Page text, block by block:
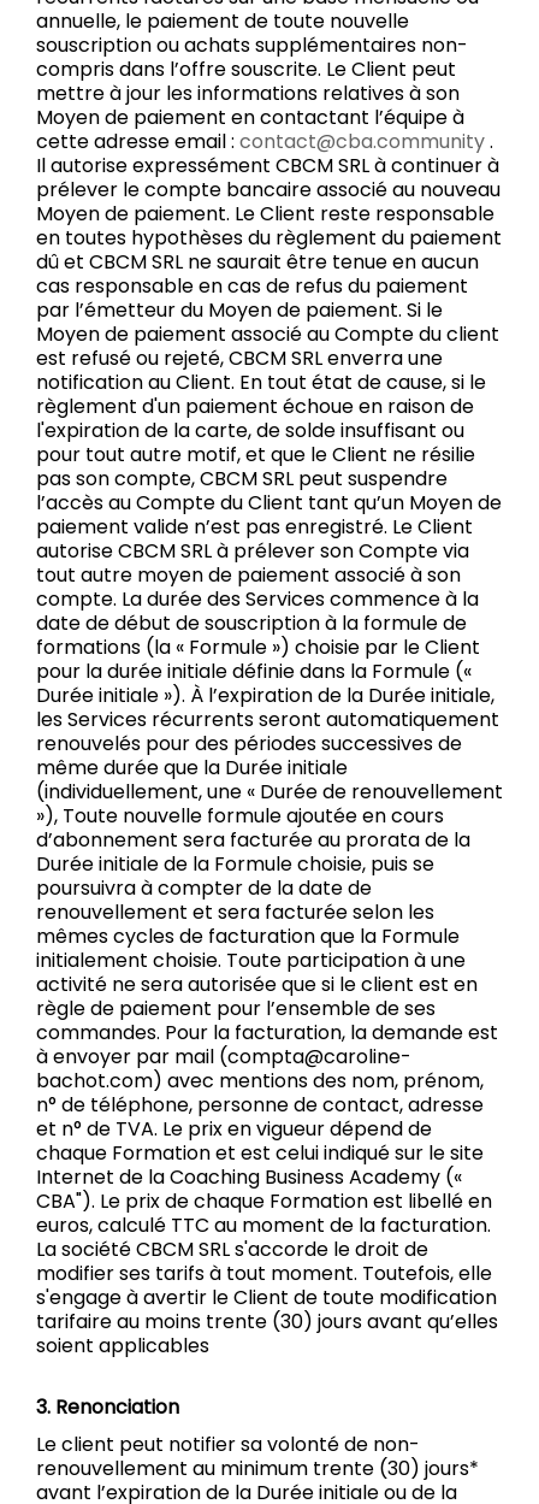
annuelle, le paiement de toute nouvelle
souscription ou achats supplémentaires non-
compris dans l’offre souscrite. Le Client peut
mettre à jour les informations relatives à son
Moyen de paiement en contactant l’équipe à
cette adresse email : contact@cba.community.
Il autorise expressément CBCM SRL à continuer à
prélever le compte bancaire associé au nouveau
Moyen de paiement. Le Client reste responsable
en toutes hypothèses du règlement du paiement
dû et CBCM SRL ne saurait être tenue en aucun
cas responsable en cas de refus du paiement
par l’émetteur du Moyen de paiement. Si le
Moyen de paiement associé au Compte du client
est refusé ou rejeté, CBCM SRL enverra une
notification au Client. En tout état de cause, si le
règlement d'un paiement échoue en raison de
l'expiration de la carte, de solde insuffisant ou
pour tout autre motif, et que le Client ne résilie
pas son compte, CBCM SRL peut suspendre
l’accès au Compte du Client tant qu’un Moyen de
paiement valide n’est pas enregistré. Le Client
autorise CBCM SRL à prélever son Compte via
tout autre moyen de paiement associé à son
compte. La durée des Services commence à la
date de début de souscription à la formule de
formations (la « Formule ») choisie par le Client
pour la durée initiale définie dans la Formule («
Durée initiale »). À l’expiration de la Durée initiale,
les Services récurrents seront automatiquement
renouvelés pour des périodes successives de
même durée que la Durée initiale
(individuellement, une « Durée de renouvellement
»), Toute nouvelle formule ajoutée en cours
d’abonnement sera facturée au prorata de la
Durée initiale de la Formule choisie, puis se
poursuivra à compter de la date de
renouvellement et sera facturée selon les
mêmes cycles de facturation que la Formule
initialement choisie. Toute participation à une
activité ne sera autorisée que si le client est en
règle de paiement pour l’ensemble de ses
commandes. Pour la facturation, la demande est
à envoyer par mail (compta@caroline-
bachot.com) avec mentions des nom, prénom,
n° de téléphone, personne de contact, adresse
et n° de TVA. Le prix en vigueur dépend de
chaque Formation et est celui indiqué sur le site
Internet de la Coaching Business Academy («
CBA"). Le prix de chaque Formation est libellé en
euros, calculé TTC au moment de la facturation.
La société CBCM SRL s'accorde le droit de
modifier ses tarifs à tout moment. Toutefois, elle
s'engage à avertir le Client de toute modification
tarifaire au moins trente (30) jours avant qu’elles
soient applicables
3. Renonciation
Le client peut notifier sa volonté de non-
renouvellement au minimum trente (30) jours*
avant l’expiration de la Durée initiale ou de la